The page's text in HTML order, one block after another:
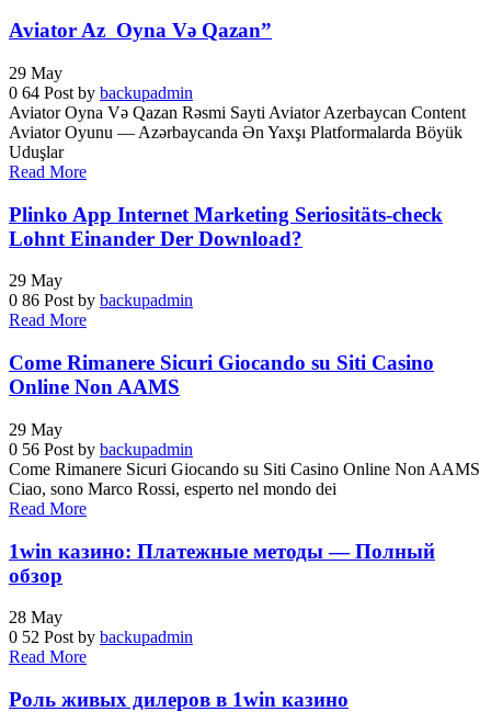
Aviator Az ️ Oyna Və Qazan”
29 May
0 64 Post by backupadmin
Aviator Oyna Və Qazan Rəsmi Sayti Aviator Azerbaycan Content
Aviator Oyunu — Azərbaycanda Ən Yaxşı Platformalarda Böyük
Uduşlar
Read More
Plinko App Internet Marketing Seriositäts-check
Lohnt Einander Der Download?
29 May
0 86 Post by backupadmin
Read More
Come Rimanere Sicuri Giocando su Siti Casino
Online Non AAMS
29 May
0 56 Post by backupadmin
Come Rimanere Sicuri Giocando su Siti Casino Online Non AAMS
Ciao, sono Marco Rossi, esperto nel mondo dei
Read More
1win казино: Платежные методы — Полный
обзор
28 May
0 52 Post by backupadmin
Read More
Роль живых дилеров в 1win казино